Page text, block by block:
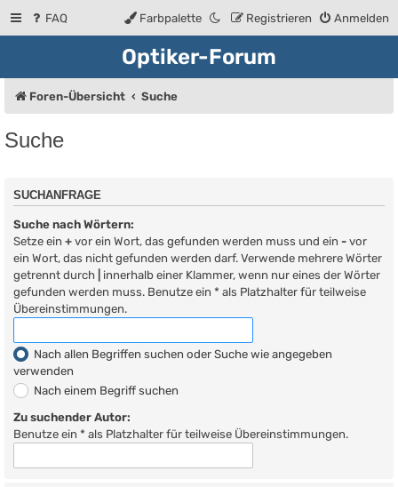
FAQ Anmelden
Registrieren
Farbpalette
Optiker-Forum
Foren-Übersicht Suche
Suche
SUCHANFRAGE
Suche nach Wörtern:
Setze ein + vor ein Wort, das gefunden werden muss und ein - vor
ein Wort, das nicht gefunden werden darf. Verwende mehrere Wörter
getrennt durch
innerhalb einer Klammer, wenn nur eines der Wörter
gefunden werden muss. Benutze ein * als Platzhalter für teilweise
Übereinstimmungen.
Nach allen Begriffen suchen oder Suche wie angegeben
verwenden
Nach einem Begriff suchen
Zu suchender Autor:
Benutze ein * als Platzhalter für teilweise Übereinstimmungen.